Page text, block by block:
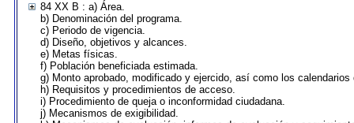
84 XX B : a) Área.
b) Denominación del programa.
c) Periodo de vigencia.
d) Diseño, objetivos y alcances.
e) Metas físicas.
f) Población beneficiada estimada.
g) Monto aprobado, modificado y ejercido, así como los
h) Requisitos y procedimientos de acceso.
i) Procedimiento de queja o inconformidad ciudadana.
j) Mecanismos de exigibilidad.